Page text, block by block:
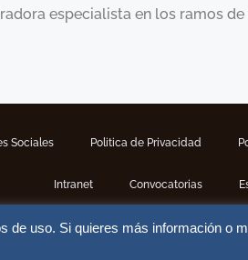
especialista en los ramos
Sociales Politica de Privacidad
Intranet Convocatorias
uso. Si quieres más información o